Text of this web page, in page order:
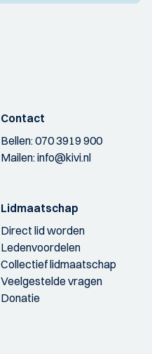
Contact
Bellen:070 3919 900
Mailen:info@kivi.nl
Lidmaatschap
Direct lid worden
Ledenvoordelen
Collectief lidmaatschap
Veelgestelde vragen
Donatie